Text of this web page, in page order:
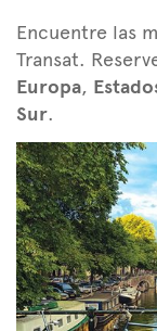
Encuentre las
Transat.
Europa,
Sur.